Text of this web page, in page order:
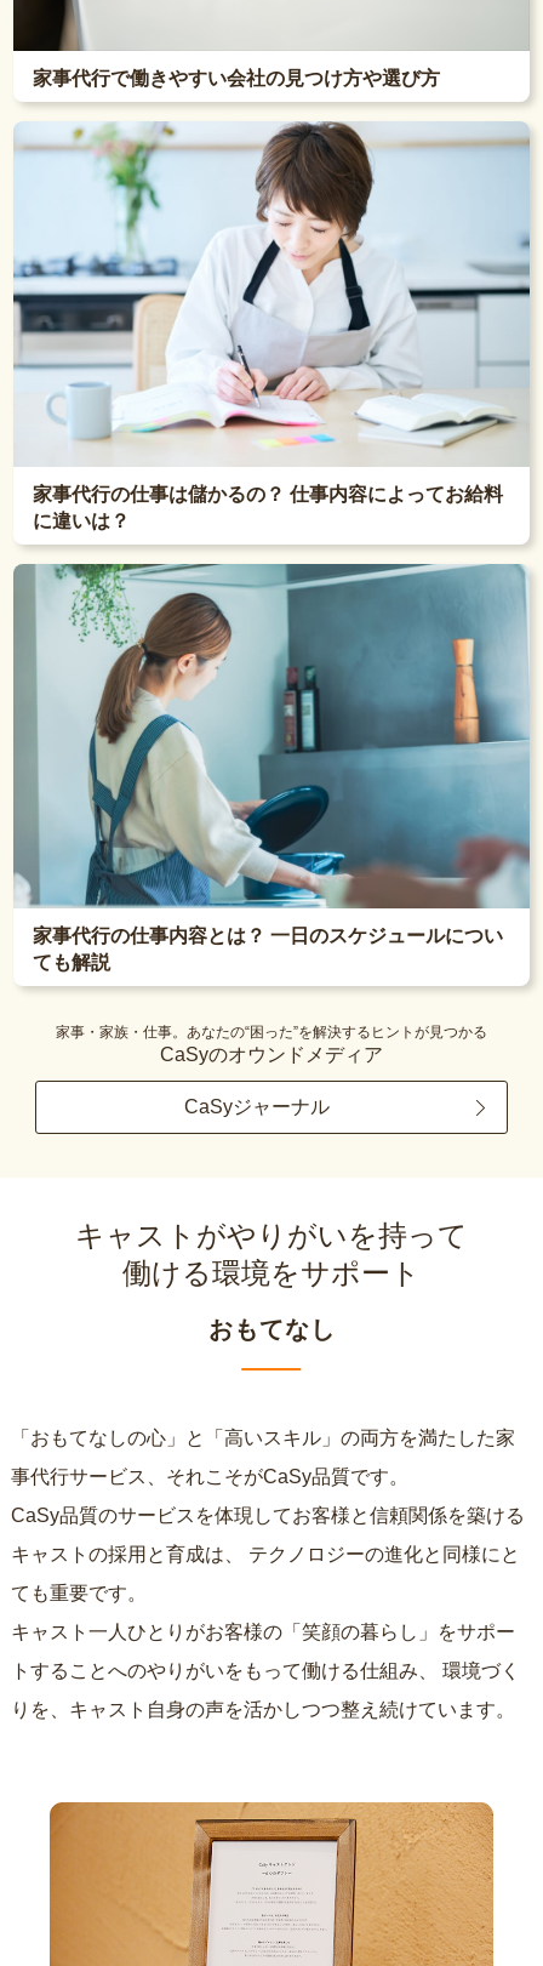
家事代行で働きやすい会社の見つけ方や選び方
家事代行の仕事は儲かるの？ 仕事内容によってお給料
に違いは？
家事代行の仕事内容とは？ 一日のスケジュールについ
ても解説
家事・家族・仕事。あなたの“困った”を解決するヒントが見つかる
CaSyのオウンドメディア
CaSyジャーナル
キャストがやりがいを持って
働ける環境をサポート
おもてなし
「おもてなしの心」と「高いスキル」の両方を満たした家
事代行サービス、それこそがCaSy品質です。
CaSy品質のサービスを体現してお客様と信頼関係を築ける
キャストの採用と育成は、
ても重要です。
キャスト一人ひとりがお客様の「笑顔の暮らし」をサポー
トすることへのやりがいをもって働ける仕組み、
りを、キャスト自身の声を活かしつつ整え続けています。